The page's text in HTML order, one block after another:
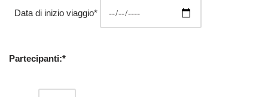
Data di inizio viaggio*
Partecipanti:*